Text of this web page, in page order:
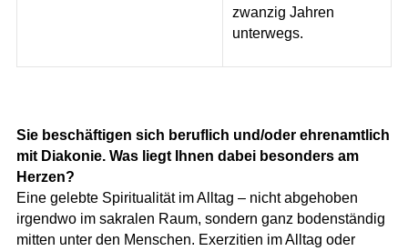
zwanzig Jahren
unterwegs.
Sie beschäftigen sich beruflich und/oder ehrenamtlich
mit Diakonie. Was liegt Ihnen dabei besonders am
Herzen?
Eine gelebte Spiritualität im Alltag – nicht abgehoben
irgendwo im sakralen Raum, sondern ganz bodenständig
mitten unter den Menschen. Exerzitien im Alltag oder